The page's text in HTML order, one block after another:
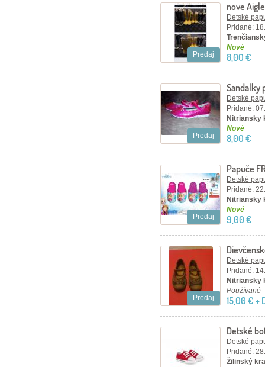
Predaj
nove
Detské
Pridané:
Nové
8,00 €
Predaj
Sandalky
Detské
Pridané:
Nitriansky
Nové
8,00 €
Predaj
Papuče
Detské
Pridané:
Nitriansky
Nové
9,00 €
Predaj
KORNECKI
Detské
Pridané:
Nitriansky
Používané
15,00 € +
Detské
Detské
Pridané:
Žilinský